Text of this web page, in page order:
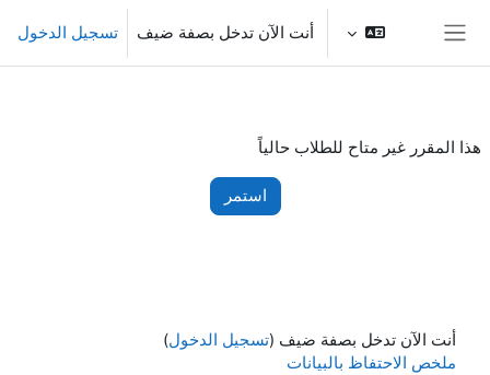
تخطى إلى المحتوى الرئيسي
أنت الآن تدخل بصفة ضيف تسجيل الدخول
هذا المقرر غير متاح للطلاب حالياً
استمر
أنت الآن تدخل بصفة ضيف (تسجيل الدخول)
ملخص الاحتفاظ بالبيانات